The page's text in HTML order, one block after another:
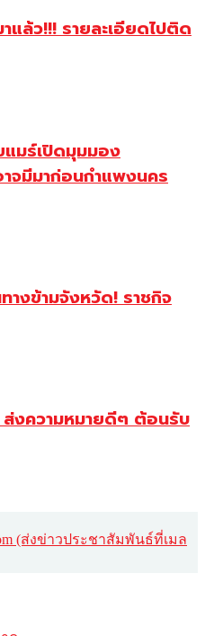
แล้ว!!! รายละเอียดไปติด
แมร์เปิดมุมมอง
จมีมาก่อนกำแพงนคร
างข้ามจังหวัด! ราชกิจ
งความหมายดีๆ ต้อนรับ
(ส่งข่าวประชาสัมพันธ์ที่เมล